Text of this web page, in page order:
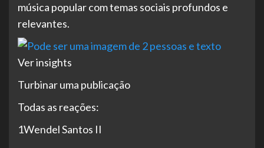
música popular com temas sociais profundos e
relevantes.
Ver insights
Turbinar uma publicação
Todas as reações:
1Wendel Santos II